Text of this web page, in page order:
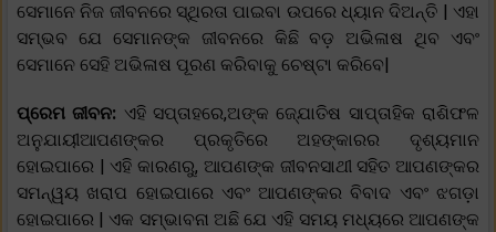
ସେମାନେ ନିଜ ଜୀବନରେ ସ୍ଥିରତା ପାଇବା ଉପରେ ଧ୍ୟାନ ଦିଅନ୍ତି | ଏହା
ସମ୍ଭବ ଯେ ସେମାନଙ୍କ ଜୀବନରେ କିଛି ବଡ଼ ଅଭିଳାଷ ଥିବ ଏବଂ
ସେମାନେ ସେହି ଅଭିଳାଷ ପୂରଣ କରିବାକୁ ଚେଷ୍ଟା କରିବେ|
ପ୍ରେମ ଜୀବନ: ଏହି ସପ୍ତାହରେ,ଅଙ୍କ ଜ୍ଯୋତିଷ ସାପ୍ତାହିକ ରାଶିଫଳ
ଅନୁଯାୟୀଆପଣଙ୍କର ପ୍ରକୃତିରେ ଅହଙ୍କାରର ଦୃଶ୍ୟମାନ
ହୋଇପାରେ | ଏହି କାରଣରୁ, ଆପଣଙ୍କ ଜୀବନସାଥୀ ସହିତ ଆପଣଙ୍କର
ସମନ୍ୱୟ ଖରାପ ହୋଇପାରେ ଏବଂ ଆପଣଙ୍କର ବିବାଦ ଏବଂ ଝଗଡ଼ା
ହୋଇପାରେ | ଏକ ସମ୍ଭାବନା ଅଛି ଯେ ଏହି ସମୟ ମଧ୍ୟରେ ଆପଣଙ୍କ